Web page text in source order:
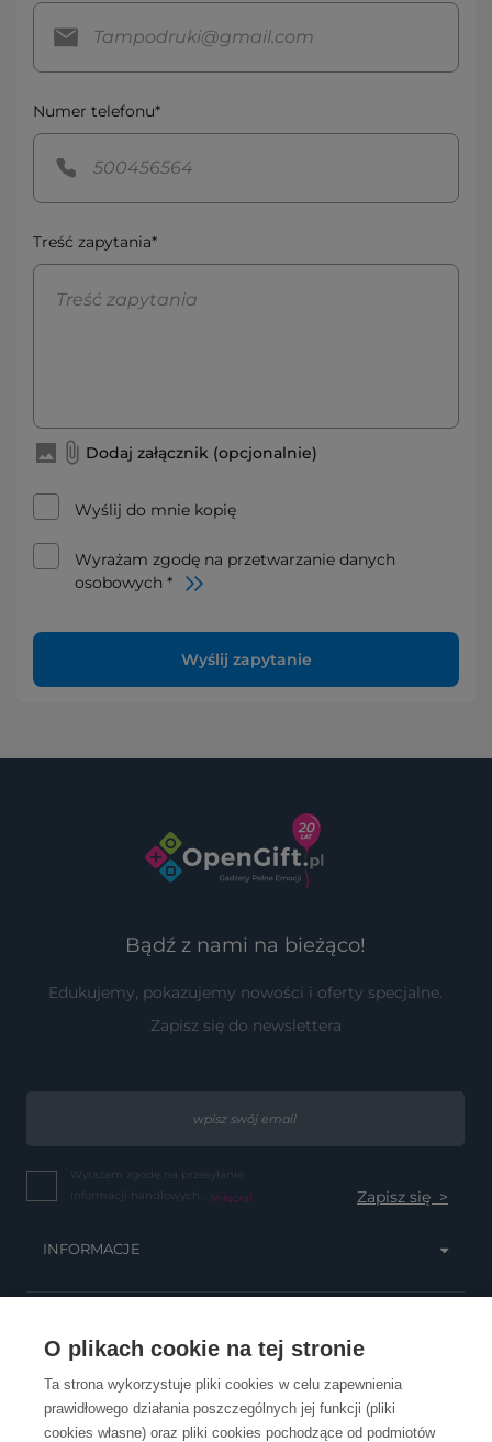
O plikach cookie na tej stronie
Ta strona wykorzystuje pliki cookies w celu zapewnienia
prawidłowego działania poszczególnych jej funkcji (pliki
cookies własne) oraz pliki cookies pochodzące od podmiotów
Numer telefonu*
Treść zapytania*
Dodaj załącznik (opcjonalnie)
Wyślij do mnie kopię
Wyrażam zgodę na przetwarzanie danych
osobowych *
Wyślij zapytanie
Bądź z nami na bieżąco!
Edukujemy, pokazujemy nowości i oferty specjalne.
Zapisz się do newslettera
Wyrażam zgodę na przesyłanie
informacji handlowych... (więcej)
INFORMACJE
OBSŁUGA KLIENTA
KONTAKT